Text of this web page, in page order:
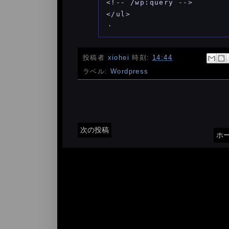
<!-- /wp:query -->
</ul>
投稿者 xiohei 時刻: 14:44
ラベル: Wordpress
次の投稿
ホ